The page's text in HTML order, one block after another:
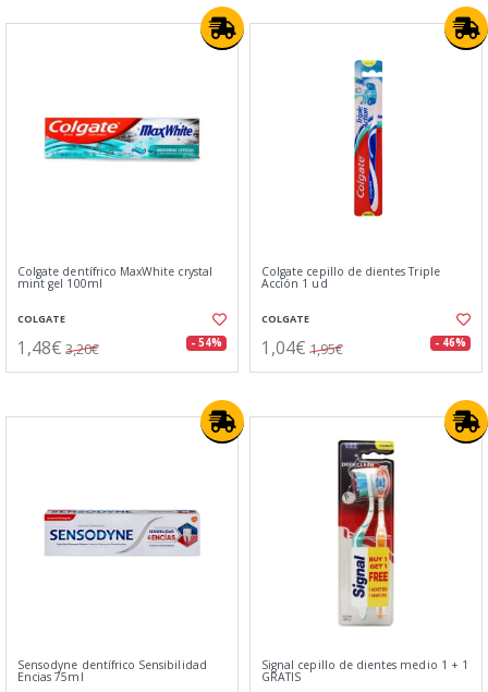
Colgate dentífrico MaxWhite crystal
mint gel 100ml
COLGATE
1,48€ 3,20€ - 54%
Colgate cepillo de dientes Triple
Acción 1 ud
COLGATE
1,04€ 1,95€ - 46%
Sensodyne dentífrico Sensibilidad
Encias 75ml
Signal cepillo de dientes medio 1 + 1
GRATIS